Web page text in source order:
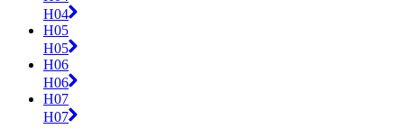
H04
H05
H05
H06
H06
H07
H07